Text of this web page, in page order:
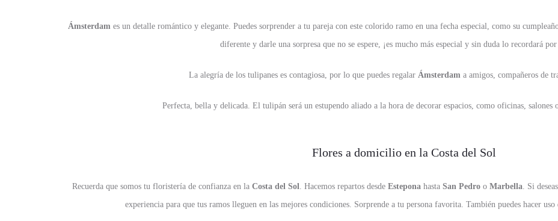
Ámsterdam es un detalle romántico y elegante. Puedes sorprender a tu pareja con este colorido ramo en una fecha especial, como su
diferente y darle una sorpresa que no se espere, ¡es mucho más especial y sin duda lo recordará
La alegría de los tulipanes es contagiosa, por lo que puedes regalar Ámsterdam a amigos, compañeros de
Perfecta, bella y delicada. El tulipán será un estupendo aliado a la hora de decorar espacios, como oficinas, salones
Flores a domicilio en la Costa del Sol
Recuerda que somos tu floristería de confianza en la Costa del Sol. Hacemos repartos desde Estepona hasta San Pedro o Marbella. Si
experiencia para que tus ramos lleguen en las mejores condiciones. Sorprende a tu persona favorita. También puedes hacer